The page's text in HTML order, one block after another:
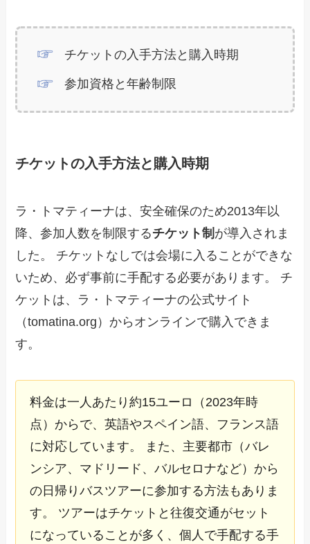
チケットの入手方法と購入時期
参加資格と年齢制限
チケットの入手方法と購入時期
ラ・トマティーナは、安全確保のため2013年以
降、参加人数を制限するチケット制 が導入されま
した。 チケットなしでは会場に入ることができな
いため、必ず事前に手配する必要があります。 チ
ケットは、ラ・トマティーナの公式サイト
（tomatina.org）からオンラインで購入できま
す。
料金は一人あたり約15ユーロ（2023年時
点）からで、英語やスペイン語、フランス語
に対応しています。 また、主要都市（バレ
ンシア、マドリード、バルセロナなど）から
の日帰りバスツアーに参加する方法もありま
す。 ツアーはチケットと往復交通がセット
になっていることが多く、個人で手配する手